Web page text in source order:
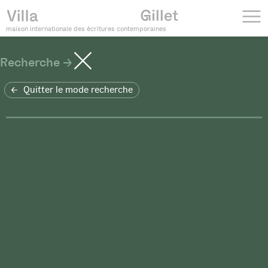
maison internationale des écritures contemporaines
Recherche
Quitter le mode recherche